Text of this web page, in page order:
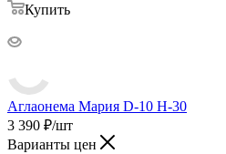
Купить
Аглаонема Мария D-10 H-30
3 390 ₽/шт
Варианты цен